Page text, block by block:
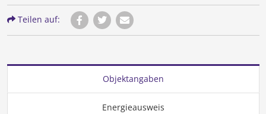
Teilen auf:
Objektangaben
Energieausweis